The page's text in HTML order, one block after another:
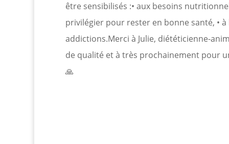
être sensibilisés :• aux besoins
privilégier pour rester en bonne santé, •
addictions.Merci à Julie, diététicienne-
de qualité et à très prochainement pour
🙏